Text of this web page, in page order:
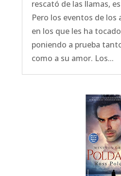
rescató de las llamas,
Pero los eventos de
en los que les ha
poniendo a prueba
como a su amor. Los...